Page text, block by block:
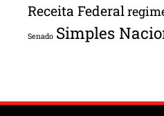
Receita Federal
Senado Simples